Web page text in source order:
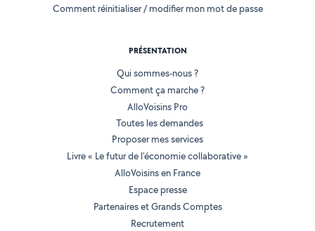
Comment réinitialiser / modifier mon mot de passe
PRÉSENTATION
Qui sommes-nous ?
Comment ça marche ?
AlloVoisins Pro
Toutes les demandes
Proposer mes services
Livre « Le futur de l'économie collaborative »
AlloVoisins en France
Espace presse
Partenaires et Grands Comptes
Recrutement